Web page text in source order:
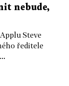
nebude,
Steve
ředitele